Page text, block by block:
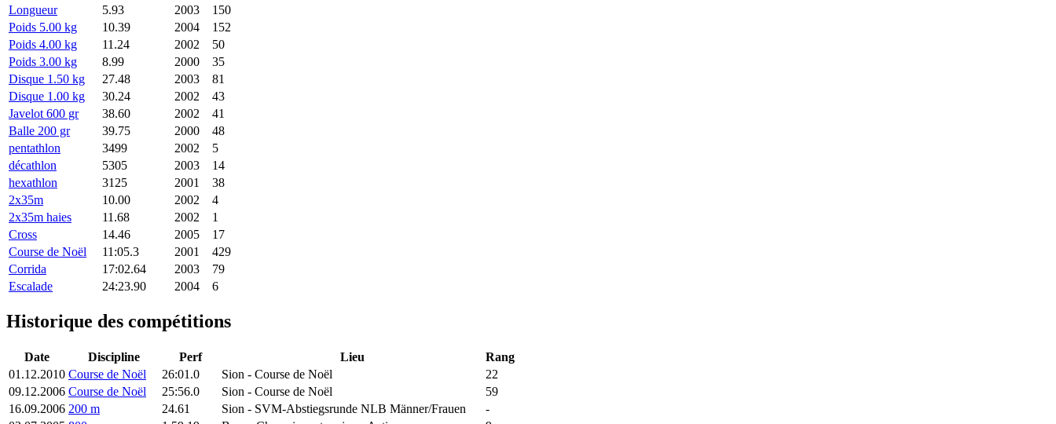
Longueur
5.93 2003
150
Poids 5.00 kg
10.39 2004
152
Poids 4.00 kg
11.24 2002
50
Poids 3.00 kg
8.99 2000
35
Disque 1.50 kg
27.48 2003
81
Disque 1.00 kg
30.24 2002
43
Javelot 600 gr
38.60 2002
41
Balle 200 gr
39.75 2000
48
pentathlon
3499 2002
5
décathlon
5305 2003
14
hexathlon
3125 2001
38
2x35m
10.00 2002
4
2x35m haies
11.68 2002
1
Cross
14.46 2005
17
Course de Noël
11:05.3 2001
429
Corrida
17:02.64 2003
79
Escalade
24:23.90 2004 6
Historique des compétitions
Date Discipline Perf Lieu
Rang
01.12.2010 Course de Noël 26:01.0 Sion - Course de Noël
22
09.12.2006 Course de Noël 25:56.0 Sion - Course de Noël
59
16.09.2006 200 m 24.61 Sion - SVM-Abstiegsrunde NLB Männer/Frauen
-